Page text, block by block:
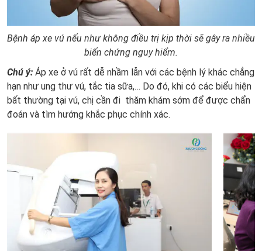
Bệnh áp xe vú nếu như không điều trị kịp thời sẽ gây ra nhiều
biến chứng nguy hiểm.
Chú ý: Áp xe ở vú rất dễ nhầm lẫn với các bệnh lý khác chẳng
hạn như ung thư vú, tắc tia sữa,… Do đó, khi có các biểu hiện
bất thường tại vú, chị cần đi thăm khám sớm để được chẩn
đoán và tìm hướng khắc phục chính xác.